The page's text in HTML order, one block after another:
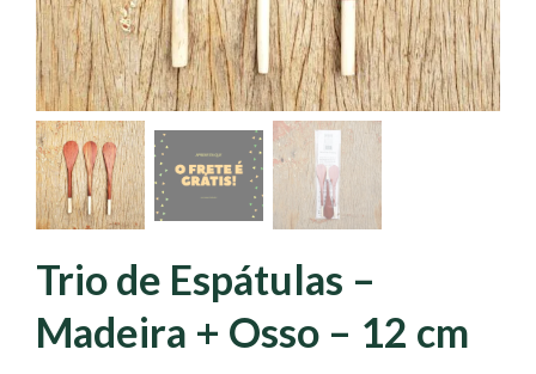
Trio de Espátulas –
Madeira + Osso – 12 cm